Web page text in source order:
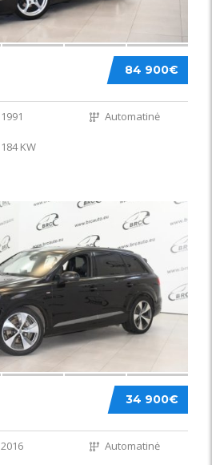
84 900€
1991 Automatinė
184 KW
34 900€
2016 Automatinė